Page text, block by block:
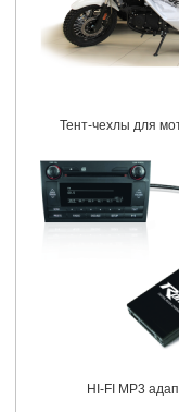
Тент-чехлы для
HI-FI MP3